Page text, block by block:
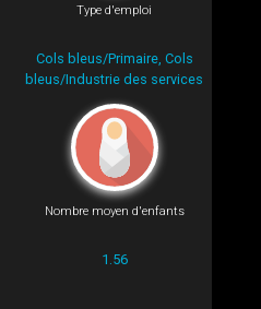
Type d'emploi
Cols bleus/Primaire, Cols
bleus/Industrie des services
Nombre moyen d'enfants
1.56